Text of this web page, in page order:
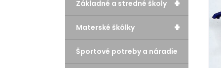
+
Základné a stredné školy
+
Materské škôlky
Športové potreby a náradie